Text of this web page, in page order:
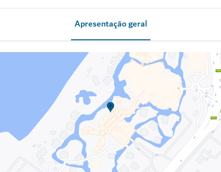
Apresentação geral